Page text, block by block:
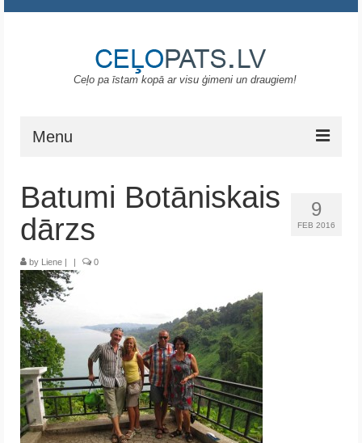
Ceļo pa īstam kopā ar visu ģimeni un draugiem!
Menu
ASV
Grieķija
Krēta
Francija
9
FEB 2016
Batumi Botāniskais
dārzs
by Liene | | 0